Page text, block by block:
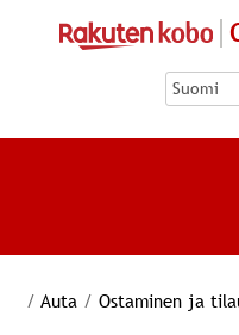
/ Auta / Ostaminen ja